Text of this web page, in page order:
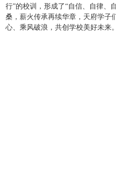
行”的校训，形成了“自信、自律、
桑，薪火传承再续华章，天府学子
心、乘风破浪，共创学校美好未来。